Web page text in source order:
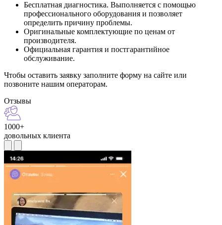
Бесплатная диагностика. Выполняется с помощью
профессионального оборудования и позволяет
определить причину проблемы.
Оригинальные комплектующие по ценам от
производителя.
Официальная гарантия и постгарантийное
обслуживание.
Чтобы оставить заявку заполните форму на сайте или
позвоните нашим операторам.
Отзывы
1000+
довольных клиента